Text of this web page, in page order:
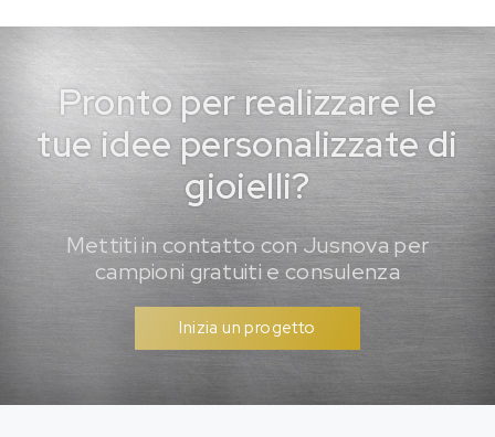
Pronto per realizzare le
tue idee personalizzate di
gioielli?
Mettiti in contatto con Jusnova per
campioni gratuiti e consulenza
Inizia un progetto